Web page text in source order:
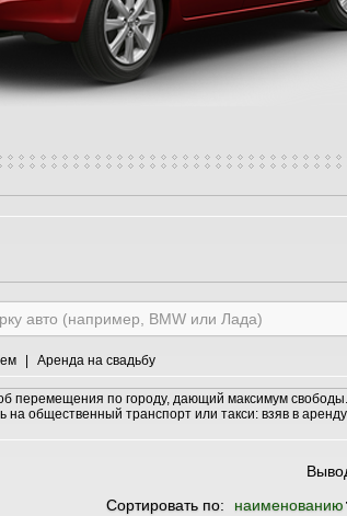
Аренда на свадьбу
перемещения по городу, дающий максимум
общественный транспорт или такси: взяв в
Сортировать по: наименованию